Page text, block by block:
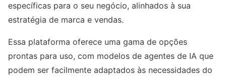
específicas para o seu negócio, alinhados à sua
estratégia de marca e vendas.
Essa plataforma oferece uma gama de opções
prontas para uso, com modelos de agentes de IA que
podem ser facilmente adaptados às necessidades do